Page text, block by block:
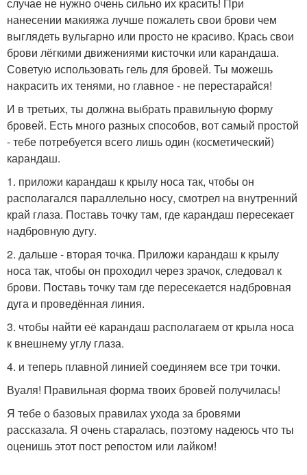
случае не нужно очень сильно их красить! При
нанесении макияжа лучше пожалеть свои брови чем
выглядеть вульгарно или просто не красиво. Крась свои
брови лёгкими движениями кисточки или карандаша.
Советую использовать гель для бровей. Ты можешь
накрасить их тенями, но главное - не перестарайся!
И в третьих, ты должна выбрать правильную форму
бровей. Есть много разных способов, вот самый простой
- тебе потребуется всего лишь один (косметический)
карандаш.
1. приложи карандаш к крылу носа так, чтобы он
располагался параллельно носу, смотрел на внутренний
край глаза. Поставь точку там, где карандаш пересекает
надбровную дугу.
2. дальше - вторая точка. Приложи карандаш к крылу
носа так, чтобы он проходил через зрачок, следовал к
брови. Поставь точку там где пересекается надбровная
дуга и проведённая линия.
3. чтобы найти её карандаш располагаем от крыла носа
к внешнему углу глаза.
4. и теперь плавной линией соединяем все три точки.
Вуаля! Правильная форма твоих бровей получилась!
Я тебе о базовых правилах ухода за бровями
рассказала. Я очень старалась, поэтому надеюсь что ты
оценишь этот пост репостом или лайком!